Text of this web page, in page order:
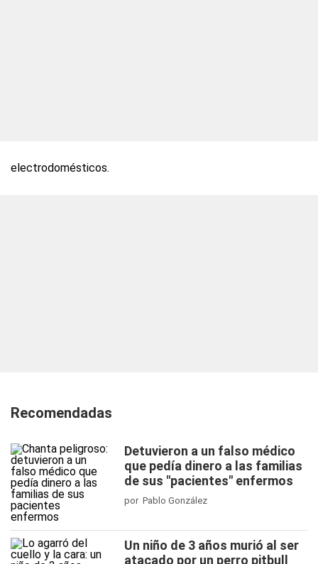
electrodomésticos.
Recomendadas
Detuvieron a un falso médico
que pedía dinero a las familias
de sus "pacientes" enfermos
por Pablo González
Un niño de 3 años murió al ser
atacado por un perro pitbull